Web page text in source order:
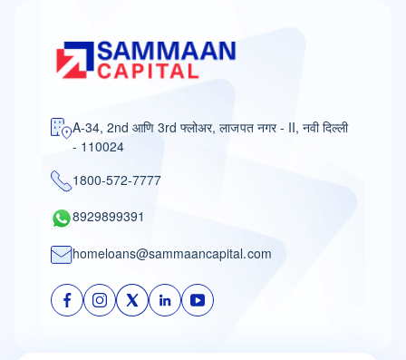
A-34, 2nd आणि 3rd फ्लोअर, लाजपत नगर - II, नवी दिल्ली
- 110024
1800-572-7777
8929899391
homeloans@sammaancapital.com